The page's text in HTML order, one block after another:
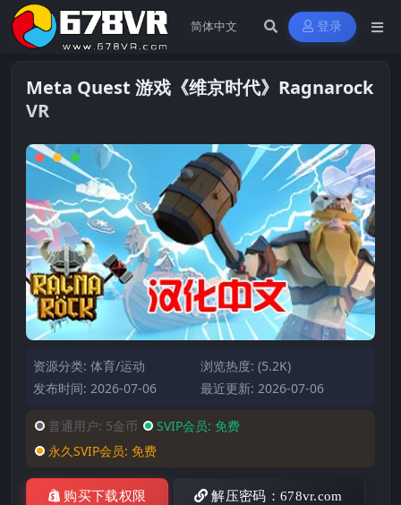
登录
Meta Quest 游戏《维京时代》Ragnarock
VR
资源分类: 体育/运动
浏览热度: (5.2K)
发布时间: 2026-07-06
最近更新: 2026-07-06
普通用户: 5金币 SVIP会员: 免费
永久SVIP会员: 免费
购买下载权限 解压密码：678vr.com